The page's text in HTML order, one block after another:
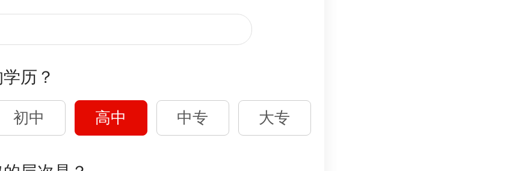
历？
初中 高中 中专 大专